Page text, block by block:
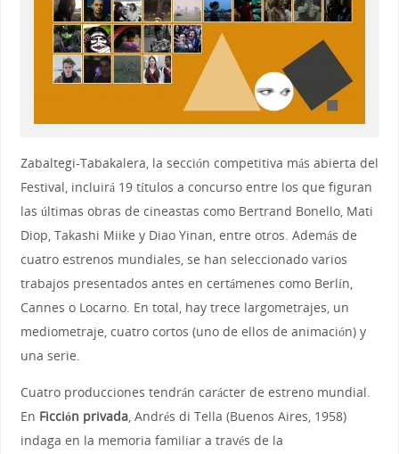
Zabaltegi-Tabakalera, la sección competitiva más abierta del
Festival, incluirá 19 títulos a concurso entre los que figuran
las últimas obras de cineastas como Bertrand Bonello, Mati
Diop, Takashi Miike y Diao Yinan, entre otros. Además de
cuatro estrenos mundiales, se han seleccionado varios
trabajos presentados antes en certámenes como Berlín,
Cannes o Locarno. En total, hay trece largometrajes, un
mediometraje, cuatro cortos (uno de ellos de animación) y
una serie.
Cuatro producciones tendrán carácter de estreno mundial.
En Ficción privada, Andrés di Tella (Buenos Aires, 1958)
indaga en la memoria familiar a través de la